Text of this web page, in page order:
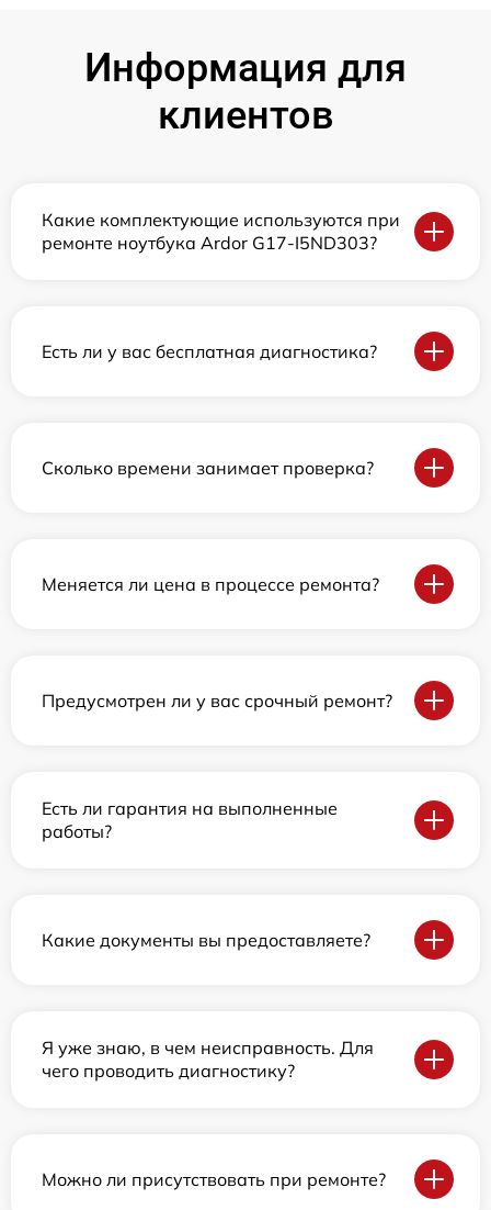
Информация для
клиентов
Какие комплектующие используются при
ремонте ноутбука Ardor G17-I5ND303?
Есть ли у вас бесплатная диагностика?
Сколько времени занимает проверка?
Меняется ли цена в процессе ремонта?
Предусмотрен ли у вас срочный ремонт?
Есть ли гарантия на выполненные
работы?
Какие документы вы предоставляете?
Я уже знаю, в чем неисправность. Для
чего проводить диагностику?
Можно ли присутствовать при ремонте?